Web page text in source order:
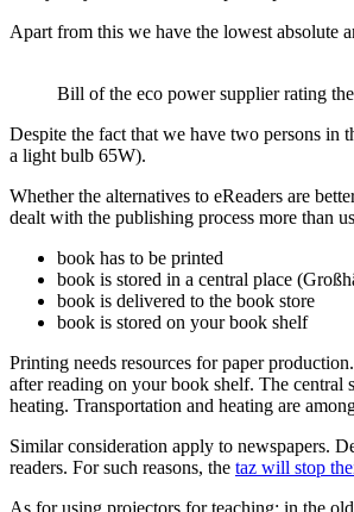
Apart from this we have the lowest absolute
Bill of the eco power supplier rating
Despite the fact that we have two persons in
a light bulb 65W).
Whether the alternatives to eReaders are
dealt with the publishing process more than
book has to be printed
book is stored in a central place
book is delivered to the book store
book is stored on your book shelf
Printing needs resources for paper
after reading on your book shelf. The central
heating. Transportation and heating are
Similar consideration apply to newspapers.
readers. For such reasons, the taz will stop
As for using projectors for teaching: in the